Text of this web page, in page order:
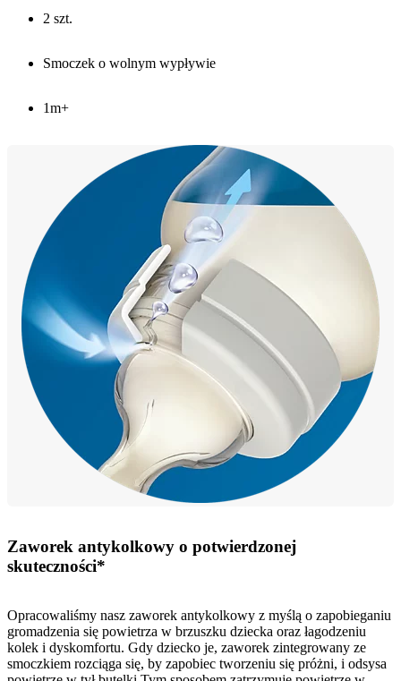
2 szt.
Smoczek o wolnym wypływie
1m+
Zaworek antykolkowy o potwierdzonej
skuteczności*
Opracowaliśmy nasz zaworek antykolkowy z myślą o zapobieganiu
gromadzenia się powietrza w brzuszku dziecka oraz łagodzeniu
kolek i dyskomfortu. Gdy dziecko je, zaworek zintegrowany ze
smoczkiem rozciąga się, by zapobiec tworzeniu się próżni, i odsysa